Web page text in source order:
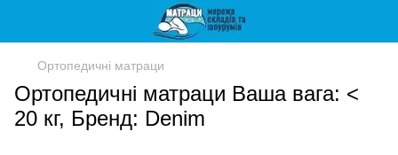
Ортопедичні матраци
Ортопедичні матраци Ваша вага: <
20 кг, Бренд: Denim